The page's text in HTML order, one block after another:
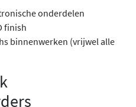
onderdelen
finish
binnenwerken (vrijwel alle